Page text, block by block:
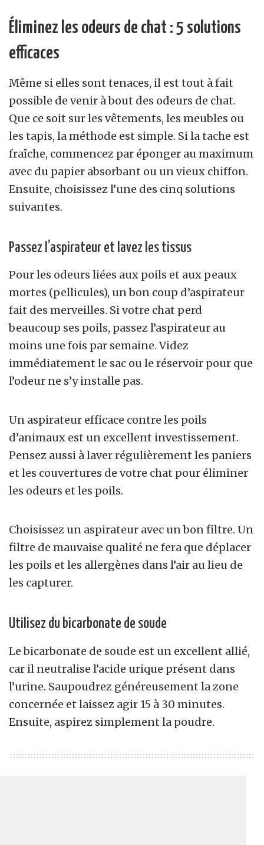
Éliminez les odeurs de chat : 5 solutions
efficaces
Même si elles sont tenaces, il est tout à fait
possible de venir à bout des odeurs de chat.
Que ce soit sur les vêtements, les meubles ou
les tapis, la méthode est simple. Si la tache est
fraîche, commencez par éponger au maximum
avec du papier absorbant ou un vieux chiffon.
Ensuite, choisissez l’une des cinq solutions
suivantes.
Passez l’aspirateur et lavez les tissus
Pour les odeurs liées aux poils et aux peaux
mortes (pellicules), un bon coup d’aspirateur
fait des merveilles. Si votre chat perd
beaucoup ses poils, passez l’aspirateur au
moins une fois par semaine. Videz
immédiatement le sac ou le réservoir pour que
l’odeur ne s’y installe pas.
Un aspirateur efficace contre les poils
d’animaux est un excellent investissement.
Pensez aussi à laver régulièrement les paniers
et les couvertures de votre chat pour éliminer
les odeurs et les poils.
Choisissez un aspirateur avec un bon filtre. Un
filtre de mauvaise qualité ne fera que déplacer
les poils et les allergènes dans l’air au lieu de
les capturer.
Utilisez du bicarbonate de soude
Le bicarbonate de soude est un excellent allié,
car il neutralise l’acide urique présent dans
l’urine. Saupoudrez généreusement la zone
concernée et laissez agir 15 à 30 minutes.
Ensuite, aspirez simplement la poudre.